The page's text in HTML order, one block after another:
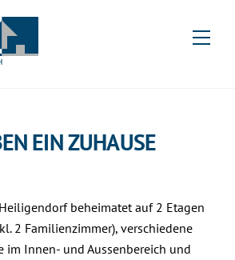
EIN ZUHAUSE
beheimatet auf 2 Etagen
2 Familienzimmer), verschiedene
im Innen- und Aussenbereich und